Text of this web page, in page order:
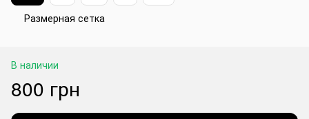
Размерная сетка
В наличии
800 грн